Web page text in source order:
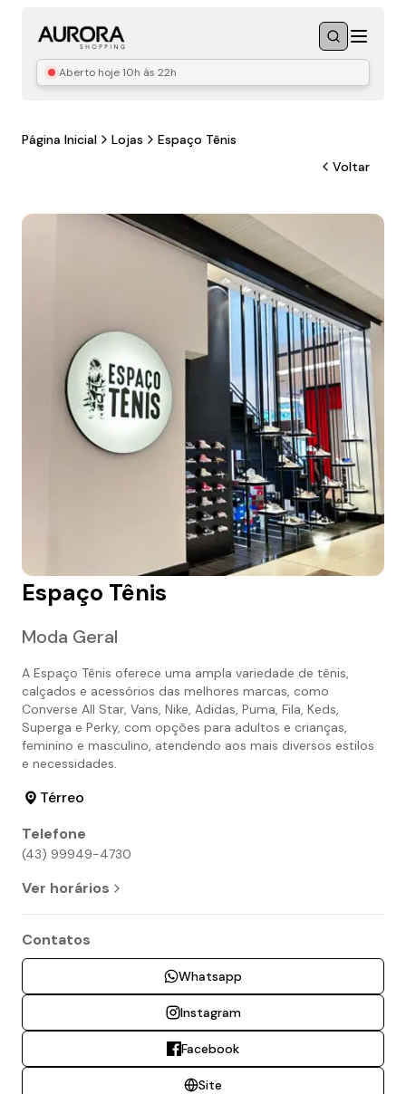
BuscarMenu
Aberto hoje10h às 22h
Página Inicial Lojas
Espaço Tênis
Voltar
Espaço Tênis
Moda Geral
A Espaço Tênis oferece uma ampla variedade de tênis,
calçados e acessórios das melhores marcas, como
Converse All Star, Vans, Nike, Adidas, Puma, Fila, Keds,
Superga e Perky, com opções para adultos e crianças,
feminino e masculino, atendendo aos mais diversos estilos
e necessidades.
Térreo
Telefone
(43) 99949-4730
Ver horários
Contatos
Whatsapp
Instagram
Facebook
Site